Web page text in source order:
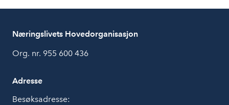
Næringslivets Hovedorganisasjon
Org. nr. 955 600 436
Adresse
Besøksadresse: